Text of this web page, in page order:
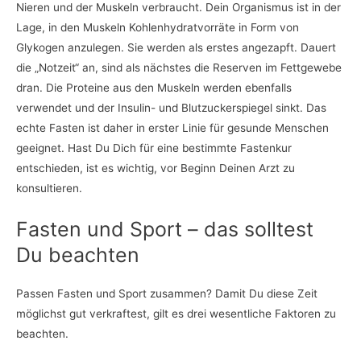
Nieren und der Muskeln verbraucht. Dein Organismus ist in der
Lage, in den Muskeln Kohlenhydratvorräte in Form von
Glykogen anzulegen. Sie werden als erstes angezapft. Dauert
die „Notzeit“ an, sind als nächstes die Reserven im Fettgewebe
dran. Die Proteine aus den Muskeln werden ebenfalls
verwendet und der Insulin- und Blutzuckerspiegel sinkt. Das
echte Fasten ist daher in erster Linie für gesunde Menschen
geeignet. Hast Du Dich für eine bestimmte Fastenkur
entschieden, ist es wichtig, vor Beginn Deinen Arzt zu
konsultieren.
Fasten und Sport – das solltest
Du beachten
Passen Fasten und Sport zusammen? Damit Du diese Zeit
möglichst gut verkraftest, gilt es drei wesentliche Faktoren zu
beachten.